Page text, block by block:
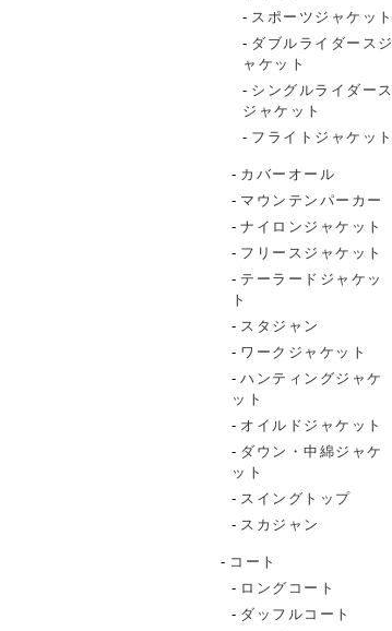
スポーツジャケット
ダブルライダースジ
ャケット
シングルライダース
ジャケット
フライトジャケット
カバーオール
マウンテンパーカー
ナイロンジャケット
フリースジャケット
テーラードジャケッ
ト
スタジャン
ワークジャケット
ハンティングジャケ
ット
オイルドジャケット
ダウン・中綿ジャケ
ット
スイングトップ
スカジャン
コート
ロングコート
ダッフルコート